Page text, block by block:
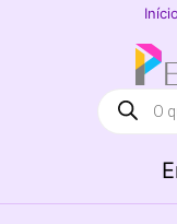
Início
Products
search